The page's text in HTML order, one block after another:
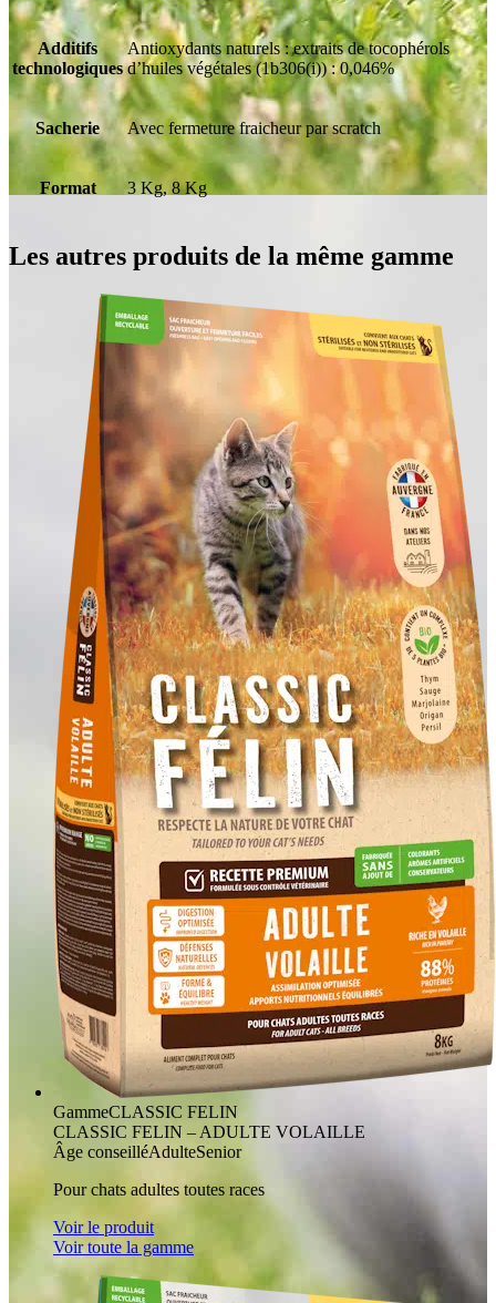
Additifs
technologiques
Antioxydants naturels : extraits de tocophérols
d’huiles végétales (1b306(i)) : 0,046%
Sacherie Avec fermeture fraicheur par scratch
Format 3 Kg, 8 Kg
Les autres produits de la même gamme
GammeCLASSIC FELIN
CLASSIC FELIN – ADULTE VOLAILLE
Âge conseilléAdulteSenior
Pour chats adultes toutes races
Voir le produit
Voir toute la gamme